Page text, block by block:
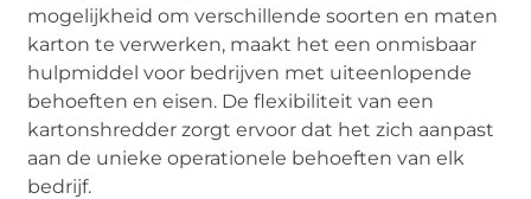
mogelijkheid om verschillende soorten en maten
karton te verwerken, maakt het een onmisbaar
hulpmiddel voor bedrijven met uiteenlopende
behoeften en eisen. De flexibiliteit van een
kartonshredder zorgt ervoor dat het zich aanpast
aan de unieke operationele behoeften van elk
bedrijf.